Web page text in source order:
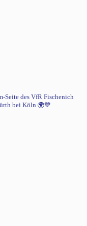
Seite des VfR Fischenich
bei Köln 🌍💙